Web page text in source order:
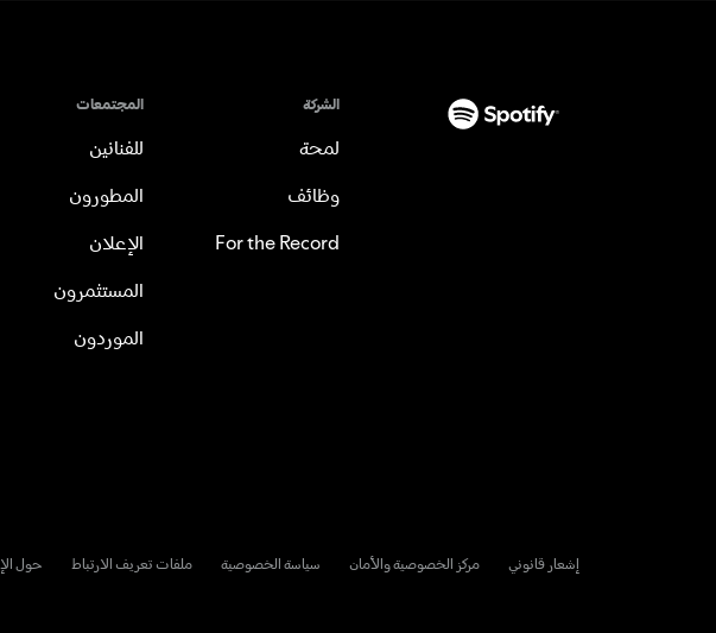
الشركة
لمحة
وظائف
For the Record
المجتمعات
للفنانين
المطورون
الإعلان
المستثمرون
الموردون
إشعار قانوني مركز الخصوصية والأمان سياسة الخصوصية ملفات تعريف الارتباط حول